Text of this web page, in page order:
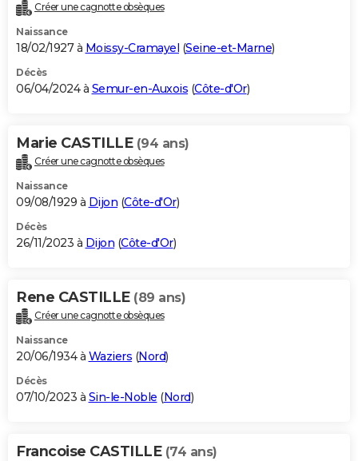
Créer une cagnotte obsèques
Naissance
18/02/1927 à Moissy-Cramayel (Seine-et-Marne)
Décès
06/04/2024 à Semur-en-Auxois (Côte-d'Or)
Marie CASTILLE (94 ans)
Créer une cagnotte obsèques
Naissance
09/08/1929 à Dijon (Côte-d'Or)
Décès
26/11/2023 à Dijon (Côte-d'Or)
Rene CASTILLE (89 ans)
Créer une cagnotte obsèques
Naissance
20/06/1934 à Waziers (Nord)
Décès
07/10/2023 à Sin-le-Noble (Nord)
Francoise CASTILLE (74 ans)